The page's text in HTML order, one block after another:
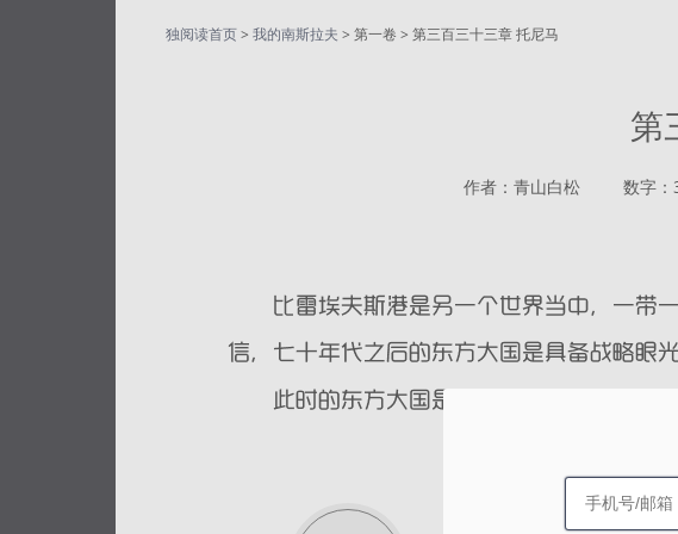
独阅读首页> 我的南斯拉夫 > 第一卷 > 第三百三十三章 托尼马
第
作者：青山白松 数字：